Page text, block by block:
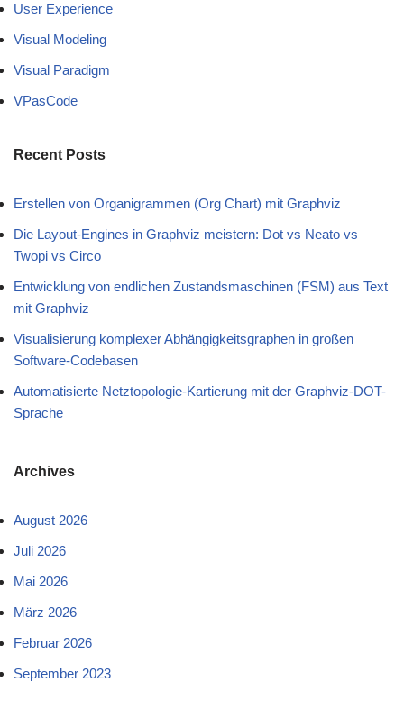
User Experience
Visual Modeling
Visual Paradigm
VPasCode
Recent Posts
Erstellen von Organigrammen (Org Chart) mit Graphviz
Die Layout-Engines in Graphviz meistern: Dot vs Neato vs
Twopi vs Circo
Entwicklung von endlichen Zustandsmaschinen (FSM) aus Text
mit Graphviz
Visualisierung komplexer Abhängigkeitsgraphen in großen
Software-Codebasen
Automatisierte Netztopologie-Kartierung mit der Graphviz-DOT-
Sprache
Archives
August 2026
Juli 2026
Mai 2026
März 2026
Februar 2026
September 2023